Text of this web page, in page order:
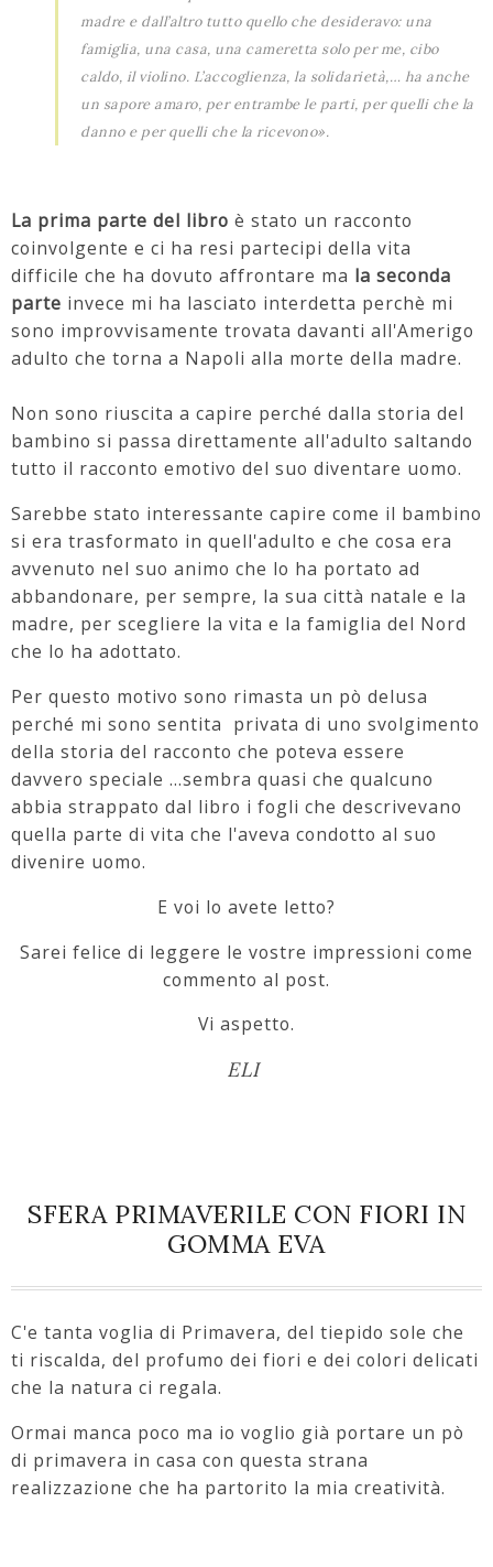
madre e dall’altro tutto quello che desideravo: una
famiglia, una casa, una cameretta solo per me, cibo
caldo, il violino. L’accoglienza, la solidarietà,… ha anche
un sapore amaro, per entrambe le parti, per quelli che la
danno e per quelli che la ricevono».
La prima parte del libro è stato un racconto
coinvolgente e ci ha resi partecipi della vita
difficile che ha dovuto affrontare ma la seconda
parte invece mi ha lasciato interdetta perchè mi
sono improvvisamente trovata davanti all'Amerigo
adulto che torna a Napoli alla morte della madre.
Non sono riuscita a capire perché dalla storia del
bambino si passa direttamente all'adulto saltando
tutto il racconto emotivo del suo diventare uomo.
Sarebbe stato interessante capire come il bambino
si era trasformato in quell'adulto e che cosa era
avvenuto nel suo animo che lo ha portato ad
abbandonare, per sempre, la sua città natale e la
madre, per scegliere la vita e la famiglia del Nord
che lo ha adottato.
Per questo motivo sono rimasta un pò delusa
perché mi sono sentita privata di uno svolgimento
della storia del racconto che poteva essere
davvero speciale ...sembra quasi che qualcuno
abbia strappato dal libro i fogli che descrivevano
quella parte di vita che l'aveva condotto al suo
divenire uomo.
E voi lo avete letto?
Sarei felice di leggere le vostre impressioni come
commento al post.
Vi aspetto.
ELI
SFERA PRIMAVERILE CON FIORI IN
GOMMA EVA
C'e tanta voglia di Primavera, del tiepido sole che
ti riscalda, del profumo dei fiori e dei colori delicati
che la natura ci regala.
Ormai manca poco ma io voglio già portare un pò
di primavera in casa con questa strana
realizzazione che ha partorito la mia creatività.